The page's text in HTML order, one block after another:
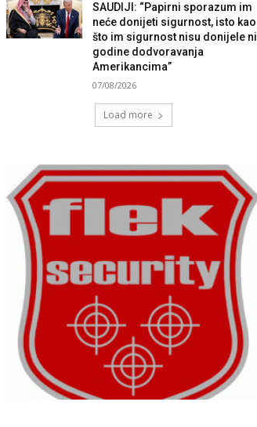
SAUDIJI: “Papirni sporazum im
neće donijeti sigurnost, isto kao
što im sigurnost nisu donijele ni
godine dodvoravanja
Amerikancima”
07/08/2026
Load more